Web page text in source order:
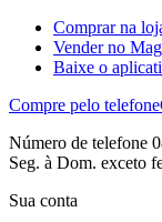
Comprar na
Vender no
Baixe o
Compre pelo telefone
Número de telefone
Seg. à Dom. exceto
Sua conta